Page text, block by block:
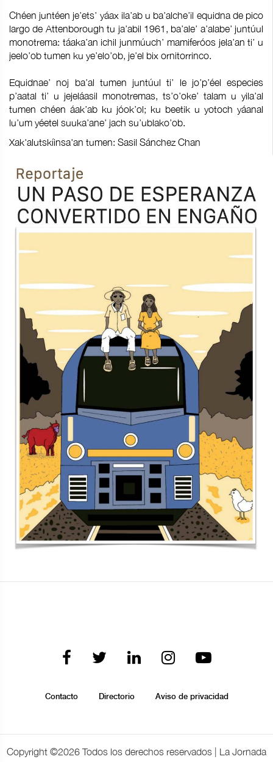
Chéen juntéen je’ets’ yáax ila’ab u ba’alche’il equidna de pico
largo de Attenborough tu ja’abil 1961, ba’ale’ a’alabe’ juntúul
monotrema: táaka’an ichil junmúuch’ mamiferóos jela’an ti’ u
jeelo’ob tumen ku ye’elo’ob, je’el bix ornitorrinco.
Equidnae’ noj ba’al tumen juntúul ti’ le jo’p’éel especies
p’aatal ti’ u jejeláasil monotremas, ts’o’oke’ talam u yila’al
tumen chéen áak’ab ku jóok’ol; ku beetik u yotoch yáanal
lu’um yéetel suuka’ane’ jach su’ublako’ob.
Xak'alutskíinsa'an tumen: Sasil Sánchez Chan
Contacto Directorio Aviso de privacidad
Copyright ©2026 Todos los derechos reservados | La Jornada